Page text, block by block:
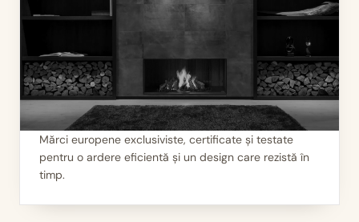
I
Calitate garantată
Mărci europene exclusiviste, certificate și testate
pentru o ardere eficientă și un design care rezistă în
timp.